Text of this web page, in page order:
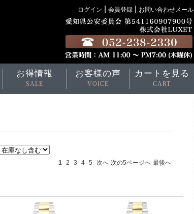
ログイン 会員登録 お問い合わせメール
お得情報
SALE
お客様の声
VOICE
カートを見る
CART
1 2 3 4 5 次へ 次の5ページへ 最後へ